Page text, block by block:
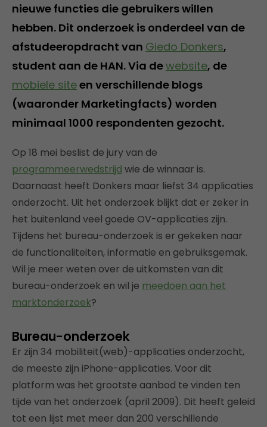
nieuwe functies die gebruikers willen
hebben. Dit onderzoek is onderdeel van de
afstudeeropdracht van Giedo Donkers,
student aan de HAN. Via dewebsite, de
mobiele siteen verschillende blogs
(waaronder Marketingfacts) worden
minimaal 1000 respondenten gezocht.
Op 18 mei beslist de jury van de
programmeerwedstrijd wie de winnaar is.
Daarnaast heeft Donkers maar liefst 34 applicaties
onderzocht. Uit het onderzoek blijkt dat er zeker in
het buitenland veel goede OV-applicaties zijn.
Tijdens het bureau-onderzoek is er gekeken naar
de functionaliteiten, informatie en gebruiksgemak.
Wil je meer weten over de uitkomsten van dit
bureau-onderzoek en wil je meedoen aan het
marktonderzoek?
Bureau-onderzoek
Er zijn 34 mobiliteit(web)-applicaties onderzocht,
de meeste zijn iPhone-applicaties. Voor dit
platform was het grootste aanbod te vinden ten
tijde van het onderzoek (april 2009). Dit heeft geleid
tot een lijst met meer dan 200 verschillende